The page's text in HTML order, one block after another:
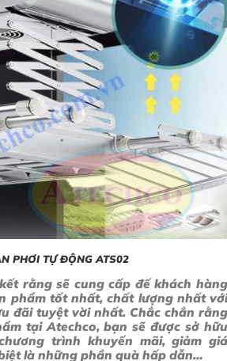
PHƠI TỰ ĐỘNG ATS02
rằng sẽ cung cấp đế khách
phẩm tốt nhất, chất lượng nhất với
đãi tuyệt vời nhất. Chắc chắn rằng
tại Atechco, bạn sẽ được sở hữu
trình khuyến mãi, giảm giá
là những phần quà hấp dẫn…